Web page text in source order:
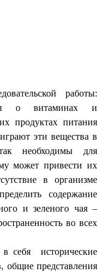
работы:
о витаминах и
продуктах питания
эти вещества в
необходимы для
может привести их
в организме
содержание
и зеленого чая –
во всех
в себя исторические
общие представления